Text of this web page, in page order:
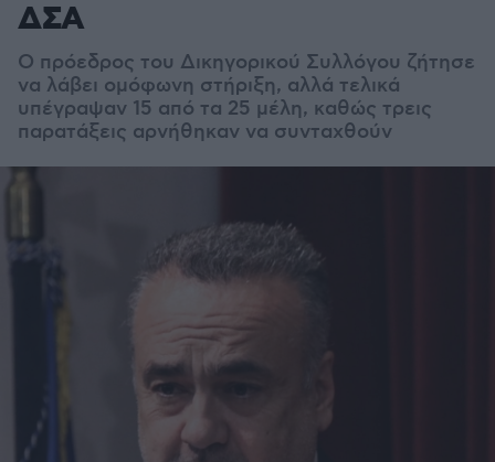
ΔΣΑ
Ο πρόεδρος του Δικηγορικού Συλλόγου ζήτησε
να λάβει ομόφωνη στήριξη, αλλά τελικά
υπέγραψαν 15 από τα 25 μέλη, καθώς τρεις
παρατάξεις αρνήθηκαν να συνταχθούν